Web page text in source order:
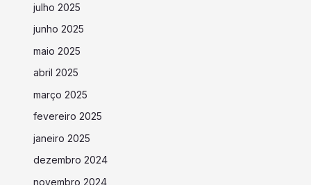
julho 2025
junho 2025
maio 2025
abril 2025
março 2025
fevereiro 2025
janeiro 2025
dezembro 2024
novembro 2024